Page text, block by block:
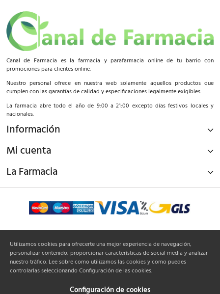
Canal de Farmacia es la farmacia y parafarmacia online de tu barrio con
promociones para clientes online.
Nuestro personal ofrece en nuestra web solamente aquellos productos que
cumplen con las garantías de calidad y especificaciones legalmente exigibles.
La farmacia abre todo el año de 9:00 a 21:00 excepto días festivos locales y
nacionales.
Información
Mi cuenta
La Farmacia
Utilizamos cookies para ofrecerte una mejor experiencia de navegación,
personalizar contenido, proporcionar características de social media y analizar
nuestro tráfico. Lee sobre como utilizamos las cookies y como puedes
controlarlas seleccionando Configuración de las cookies.
Configuración de cookies